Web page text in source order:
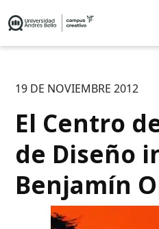
19 DE NOVIEMBRE 2012
El Centro
de Diseño
Benjamín